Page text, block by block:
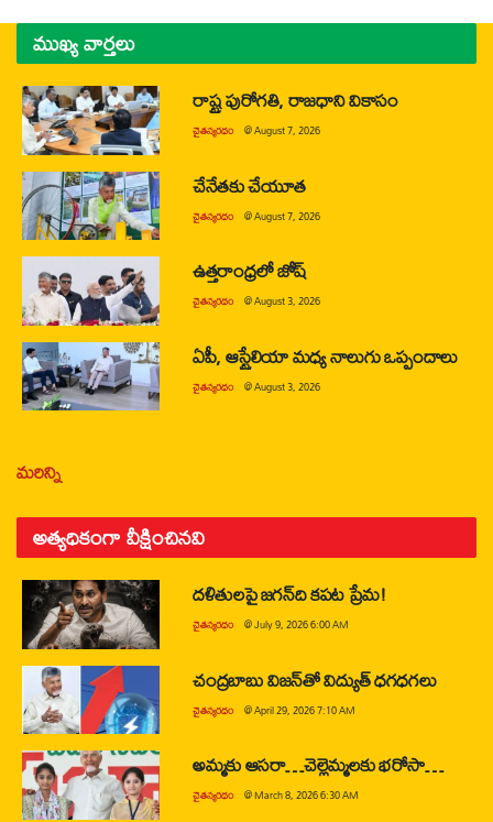
ముఖ్య వార్తలు
రాష్ట్ర పురోగతి, రాజధాని వికాసం
చైతన్యరధం @August 7, 2026
చేనేతకు చేయూత
చైతన్యరధం @August 7, 2026
ఉత్తరాంధ్రలో జోష్
చైతన్యరధం @August 3, 2026
ఏపీ, ఆస్ట్రేలియా మధ్య నాలుగు ఒప్పందాలు
చైతన్యరధం @August 3, 2026
మరిన్ని
అత్యధికంగా వీక్షించినవి
దళితులపై జగన్‌ది కపట ప్రేమ!
చైతన్యరధం @July 9, 2026 6:00 AM
చంద్రబాబు విజన్‌తో విద్యుత్ ధగధగలు
చైతన్యరధం @April 29, 2026 7:10 AM
అమ్మకు ఆసరా…చెల్లెమ్మలకు భరోసా…
చైతన్యరధం @March 8, 2026 6:30 AM